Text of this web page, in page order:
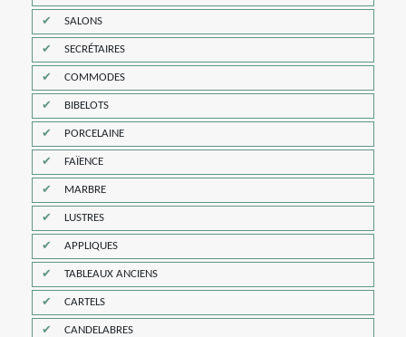
SALONS
SECRÉTAIRES
COMMODES
BIBELOTS
PORCELAINE
FAÏENCE
MARBRE
LUSTRES
APPLIQUES
TABLEAUX ANCIENS
CARTELS
CANDELABRES